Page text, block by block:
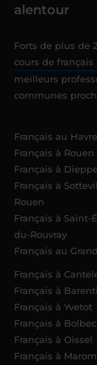
alentour
Forts de plus de
cours de français
meilleurs
communes
Français au Havre
Français à Rouen
Français à Dieppe
Français à
Rouen
Français à Saint-
du-Rouvray
Français au
Français à
Français à
Français à Yvetot
Français à Bolbec
Français à Oissel
Français à